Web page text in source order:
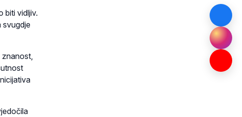
biti vidljiv.
svugdje
znanost,